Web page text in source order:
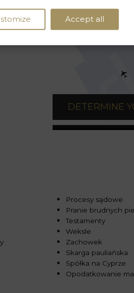
DETERMINE
Procesy sądowe
Pranie brudnych
Testamenty
Weksle
Zachowek
Skarga pauliańska
Spółka na Cyprze
Opodatkowanie
Accept all